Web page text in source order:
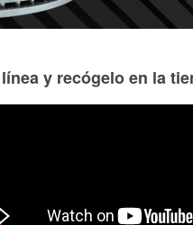
línea y recógelo en la